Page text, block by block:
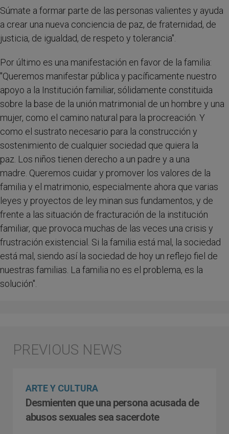
Súmate a formar parte de las personas valientes y ayuda
a crear una nueva conciencia de paz, de fraternidad, de
justicia, de igualdad, de respeto y tolerancia".
Por último es una manifestación en favor de la familia:
"Queremos manifestar pública y pacíficamente nuestro
apoyo a la Institución familiar, sólidamente constituida
sobre la base de la unión matrimonial de un hombre y una
mujer, como el camino natural para la procreación. Y
como el sustrato necesario para la construcción y
sostenimiento de cualquier sociedad que quiera la
paz. Los niños tienen derecho a un padre y a una
madre. Queremos cuidar y promover los valores de la
familia y el matrimonio, especialmente ahora que varias
leyes y proyectos de ley minan sus fundamentos, y de
frente a las situación de fracturación de la institución
familiar, que provoca muchas de las veces una crisis y
frustración existencial. Si la familia está mal, la sociedad
está mal, siendo así la sociedad de hoy un reflejo fiel de
nuestras familias. La familia no es el problema, es la
solución".
ARTE Y CULTURA
Desmienten que una persona acusada de
abusos sexuales sea sacerdote